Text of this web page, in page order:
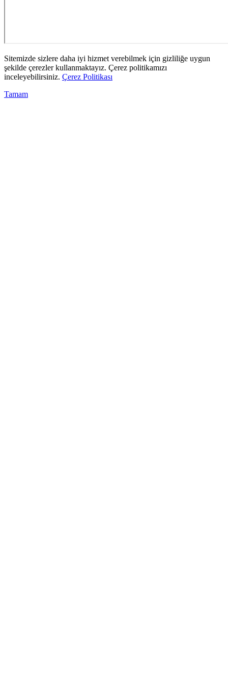
Sitemizde sizlere daha iyi hizmet verebilmek için gizliliğe uygun
şekilde çerezler kullanmaktayız. Çerez politikamızı
inceleyebilirsiniz. Çerez Politikası
Tamam